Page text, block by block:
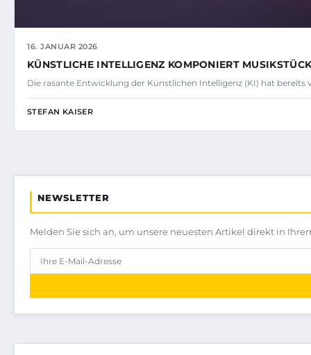
16. JANUAR 2026
KÜNSTLICHE INTELLIGENZ KOMPONIERT
Die rasante Entwicklung der Künstlichen Intelligenz (KI) hat bereits
STEFAN KAISER
NEWSLETTER
Melden Sie sich an, um unsere neuesten Artikel direkt in